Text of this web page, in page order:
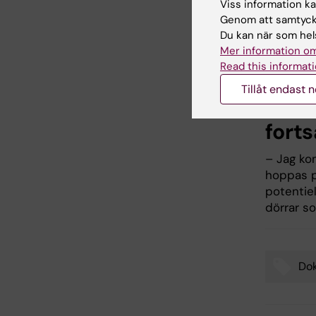
PEth
Vad
– Jag
hoppas
dörrar
Viss information
Genom att
Du kan när som
Mer information
Read this
Tillåt endast